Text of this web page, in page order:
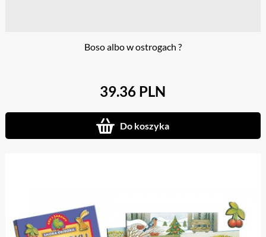
Boso albo w ostrogach ?
39.36 PLN
Do koszyka